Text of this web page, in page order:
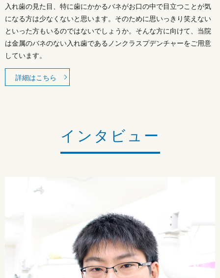
入れ歯の見た目、特に歯にかかるバネがお口の中で目立つことが気
になる方は少なくないと思います。そのために思いっきり笑えない
といった方もいるのではないでしょうか。そんな方に向けて、当院
は金属のバネのない入れ歯であるノンクラスプデンチャーをご用意
しています。
詳細はこちら
インタビュー